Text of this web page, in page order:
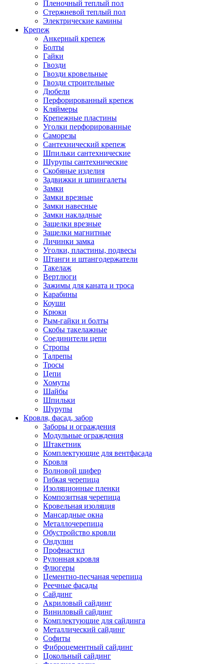
Пленочный теплый пол
Стержневой теплый пол
Электрические камины
Крепеж
Анкерный крепеж
Болты
Гайки
Гвозди
Гвозди кровельные
Гвозди строительные
Дюбели
Перфорированный крепеж
Кляймеры
Крепежные пластины
Уголки перфорированные
Саморезы
Сантехнический крепеж
Шпильки сантехнические
Шурупы сантехнические
Скобяные изделия
Задвижки и шпингалеты
Замки
Замки врезные
Замки навесные
Замки накладные
Защелки врезные
Защелки магнитные
Личинки замка
Уголки, пластины, подвесы
Штанги и штангодержатели
Такелаж
Вертлюги
Зажимы для каната и троса
Карабины
Коуши
Крюки
Рым-гайки и болты
Скобы такелажные
Соединители цепи
Стропы
Талрепы
Тросы
Цепи
Хомуты
Шайбы
Шпильки
Шурупы
Кровля, фасад, забор
Заборы и ограждения
Модульные ограждения
Штакетник
Комплектующие для вентфасада
Кровля
Волновой шифер
Гибкая черепица
Изоляционные пленки
Композитная черепица
Кровельная изоляция
Мансардные окна
Металлочерепица
Обустройство кровли
Ондулин
Профнастил
Рулонная кровля
Флюгеры
Цементно-песчаная черепица
Реечные фасады
Сайдинг
Акриловый сайдинг
Виниловый сайдинг
Комплектующие для сайдинга
Металлический сайдинг
Софиты
Фиброцементный сайдинг
Цокольный сайдинг